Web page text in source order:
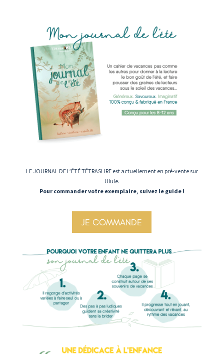
LE JOURNAL DE L’ÉTÉ TÉTRASLIRE est actuellement en pré-vente sur
Ulule.
Pour commander votre exemplaire, suivez le guide !
JE COMMANDE